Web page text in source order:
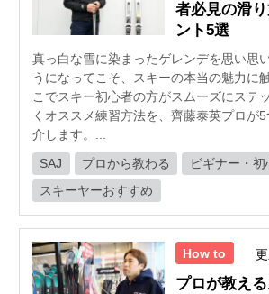
者必見の滑
ント5選
真っ白な雪に染まったゲレンデを思い思
うになってこそ、スキーの本当の魅力に
こでスキー初心者の方がスムーズにステ
くオススメ練習方法を、齊藤泰英プロが
介します。...
SAJ プロから教わる
ビギナー・初
スキーヤーおすすめ
How to
プロが教え